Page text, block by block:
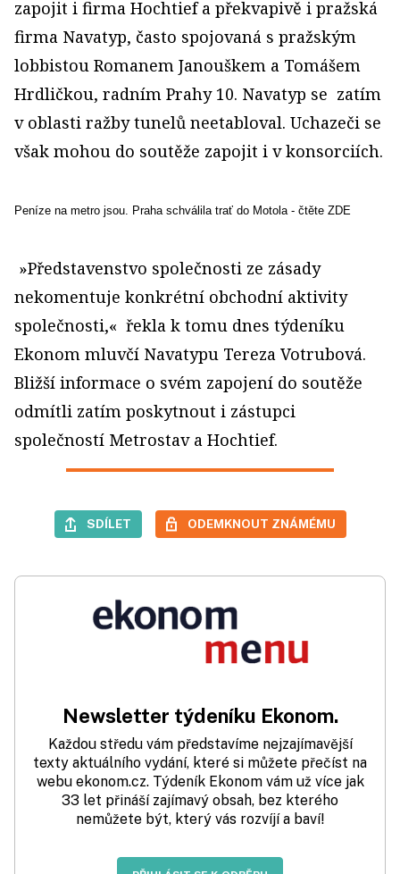
zapojit i firma Hochtief a překvapivě i pražská
firma Navatyp, často spojovaná s pražským
lobbistou Romanem Janouškem a Tomášem
Hrdličkou, radním Prahy 10. Navatyp se zatím
v oblasti ražby tunelů neetabloval. Uchazeči se
však mohou do soutěže zapojit i v konsorciích.
Peníze na metro jsou. Praha schválila trať do Motola- čtěte ZDE
»Představenstvo společnosti ze zásady
nekomentuje konkrétní obchodní aktivity
společnosti,« řekla k tomu dnes týdeníku
Ekonom mluvčí Navatypu Tereza Votrubová.
Bližší informace o svém zapojení do soutěže
odmítli zatím poskytnout i zástupci
společností Metrostav a Hochtief.
SDÍLET ODEMKNOUT ZNÁMÉMU
Newsletter týdeníku Ekonom.
Každou středu vám představíme nejzajímavější
texty aktuálního vydání, které si můžete přečíst na
webu ekonom.cz. Týdeník Ekonom vám už více jak
33 let přináší zajímavý obsah, bez kterého
nemůžete být, který vás rozvíjí a baví!